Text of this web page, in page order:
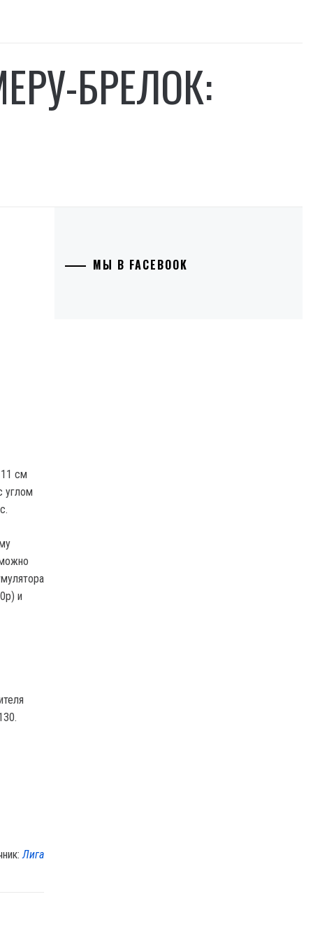
БРЕЛОК:
см
углом
и
Лига
МЫ В FACEBOOK